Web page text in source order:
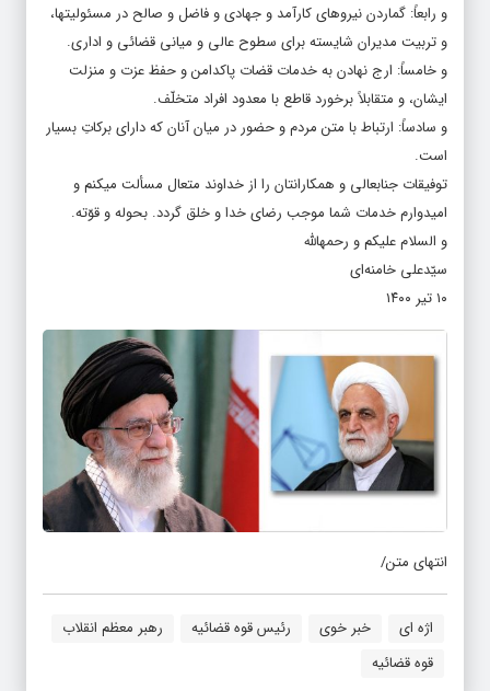
و رابعاً: گماردن نیروهای کارآمد و جهادی و فاضل و صالح در مسئولیتها،
و تربیت مدیران شایسته برای سطوح عالی و میانی قضائی و اداری.
و خامساً: ارج نهادن به خدمات قضات پاکدامن و حفظ عزت و منزلت
ایشان، و متقابلاً برخورد قاطع با معدود افراد متخلّف.
و سادساً: ارتباط با متن مردم و حضور در میان آنان که دارای برکاتِ بسیار
است.
توفیقات جنابعالی و همکارانتان را از خداوند متعال مسألت میکنم و
امیدوارم خدمات شما موجب رضای خدا و خلق گردد. بحوله و قوّته.
و السلام علیکم و رحمهالله
سیّدعلی خامنه‌ای
۱۰ تیر ۱۴۰۰
انتهای متن/
اژه ای خبر خوی رئیس قوه قضائیه
رهبر معظم انقلاب
قوه قضائیه